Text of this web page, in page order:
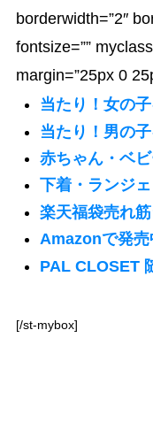
borderwidth=”2″
fontsize=””
margin=”25px 0
当たり！女の
当たり！男の
赤ちゃん・ベ
下着・ランジ
楽天福袋売れ筋
Amazonで発売
PAL CLOSET
[/st-mybox]